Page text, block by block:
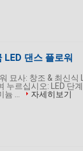
댄스 플로워
묘사: 창조 & 최신식
누르십시오: LED 단
...
자세히보기